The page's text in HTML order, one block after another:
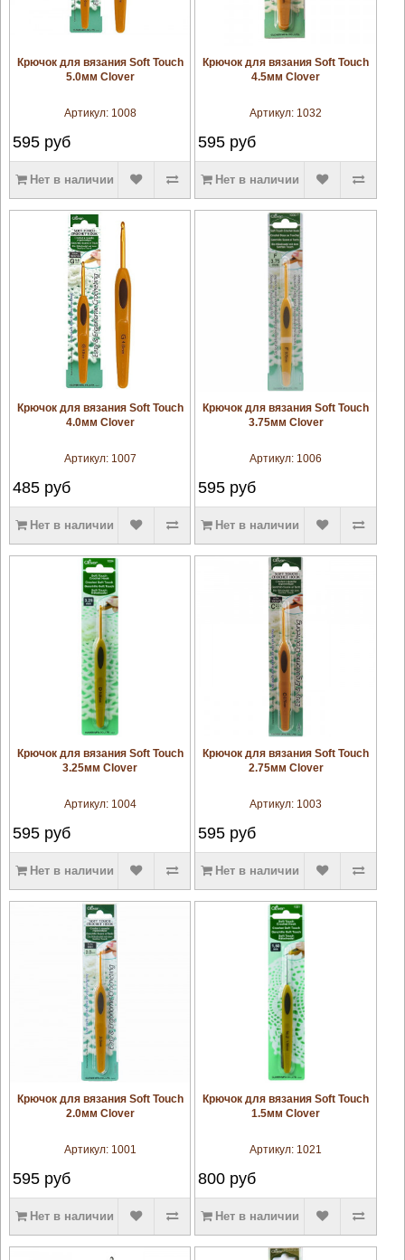
увеличить
Крючок для вязания Soft Touch
5.0мм Clover
Артикул: 1008
595руб
Нет в наличии
увеличить
Крючок для вязания Soft Touch
4.5мм Clover
Артикул: 1032
595 руб
Нет в наличии
увеличить
Крючок для вязания Soft Touch
4.0мм Clover
Артикул: 1007
485руб
Нет в наличии
увеличить
Крючок для вязания Soft Touch
3.75мм Clover
Артикул: 1006
595 руб
Нет в наличии
увеличить
Крючок для вязания Soft Touch
3.25мм Clover
Артикул: 1004
595руб
Нет в наличии
увеличить
Крючок для вязания Soft Touch
2.75мм Clover
Артикул: 1003
595 руб
Нет в наличии
увеличить
Крючок для вязания Soft Touch
2.0мм Clover
Артикул: 1001
595руб
Нет в наличии
увеличить
Крючок для вязания Soft Touch
1.5мм Clover
Артикул: 1021
800 руб
Нет в наличии